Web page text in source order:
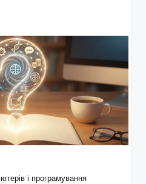
і програмування